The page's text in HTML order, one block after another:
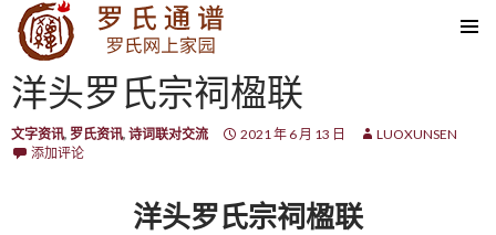
SKIP TO CONTENT
洋头罗氏宗祠楹联
文字资讯, 罗氏资讯, 诗词联对交流 2021 年 6 月 13 日
LUOXUNSEN
添加评论
洋头罗氏宗祠楹联